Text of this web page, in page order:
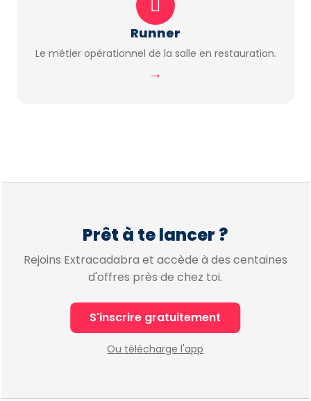
Runner
Le métier opérationnel de la salle en restauration.
→
Prêt à te lancer ?
Rejoins Extracadabra et accède à des centaines
d'offres près de chez toi.
S'inscrire gratuitement
Ou télécharge l'app